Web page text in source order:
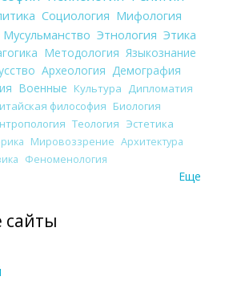
Социология Мифология
Мусульманство Этнология Этика
Методология Языкознание
Археология Демография
Военные Культура
Дипломатия
философия Биология
Теология Эстетика
Мировоззрение Архитектура
Феноменология
Еще
сайты